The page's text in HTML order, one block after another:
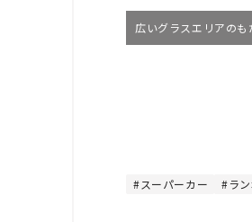
広いグラスエリアのも
8
スーパーカー ラ